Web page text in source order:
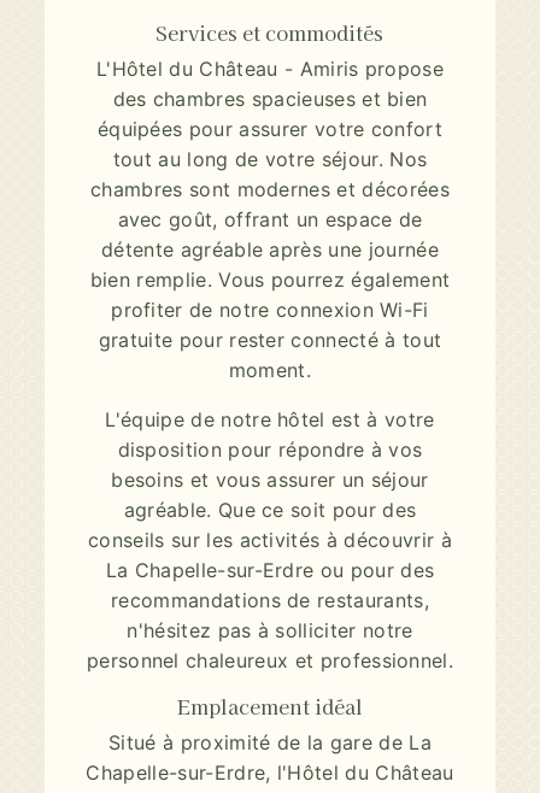
Services et commodités
L'Hôtel du Château - Amiris propose
des chambres spacieuses et bien
équipées pour assurer votre confort
tout au long de votre séjour. Nos
chambres sont modernes et décorées
avec goût, offrant un espace de
détente agréable après une journée
bien remplie. Vous pourrez également
profiter de notre connexion Wi-Fi
gratuite pour rester connecté à tout
moment.
L'équipe de notre hôtel est à votre
disposition pour répondre à vos
besoins et vous assurer un séjour
agréable. Que ce soit pour des
conseils sur les activités à découvrir à
La Chapelle-sur-Erdre ou pour des
recommandations de restaurants,
n'hésitez pas à solliciter notre
personnel chaleureux et professionnel.
Emplacement idéal
Situé à proximité de la gare de La
Chapelle-sur-Erdre, l'Hôtel du Château